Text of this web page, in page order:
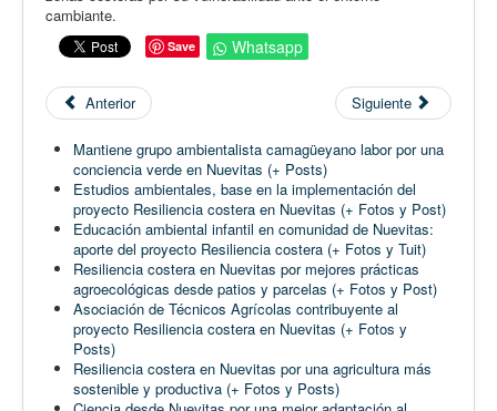
cambiante.
Save Whatsapp
Anterior Siguiente
Mantiene grupo ambientalista camagüeyano labor por una
conciencia verde en Nuevitas (+ Posts)
Estudios ambientales, base en la implementación del
proyecto Resiliencia costera en Nuevitas (+ Fotos y Post)
Educación ambiental infantil en comunidad de Nuevitas:
aporte del proyecto Resiliencia costera (+ Fotos y Tuit)
Resiliencia costera en Nuevitas por mejores prácticas
agroecológicas desde patios y parcelas (+ Fotos y Post)
Asociación de Técnicos Agrícolas contribuyente al
proyecto Resiliencia costera en Nuevitas (+ Fotos y
Posts)
Resiliencia costera en Nuevitas por una agricultura más
sostenible y productiva (+ Fotos y Posts)